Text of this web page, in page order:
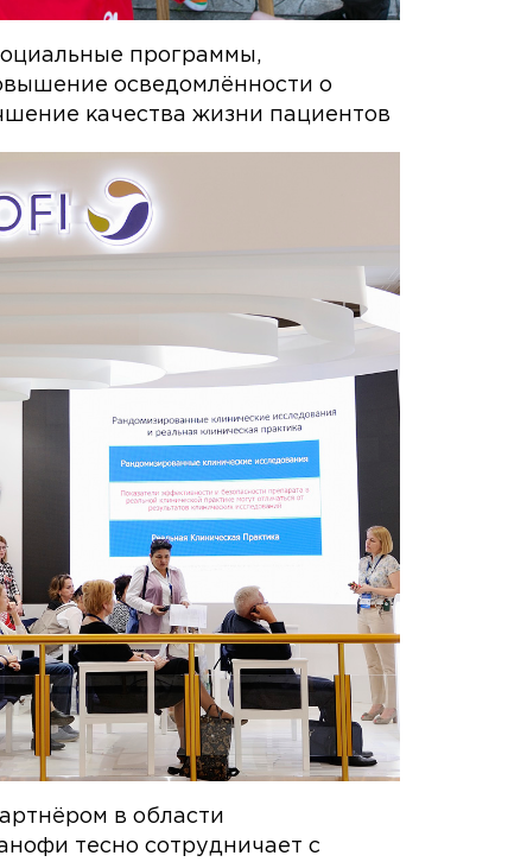
программы,
осведомлённости о
качества жизни пациентов
в области
тесно сотрудничает с